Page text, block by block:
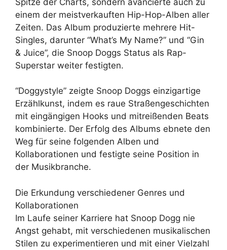
einem der meistverkauften Hip-Hop-Alben aller
Zeiten. Das Album produzierte mehrere Hit-
Singles, darunter “What’s My Name?” und “Gin
& Juice”, die Snoop Doggs Status als Rap-
Superstar weiter festigten.
“Doggystyle” zeigte Snoop Doggs einzigartige
Erzählkunst, indem es raue Straßengeschichten
mit eingängigen Hooks und mitreißenden Beats
kombinierte. Der Erfolg des Albums ebnete den
Weg für seine folgenden Alben und
Kollaborationen und festigte seine Position in
der Musikbranche.
Die Erkundung verschiedener Genres und
Kollaborationen
Im Laufe seiner Karriere hat Snoop Dogg nie
Angst gehabt, mit verschiedenen musikalischen
Stilen zu experimentieren und mit einer Vielzahl